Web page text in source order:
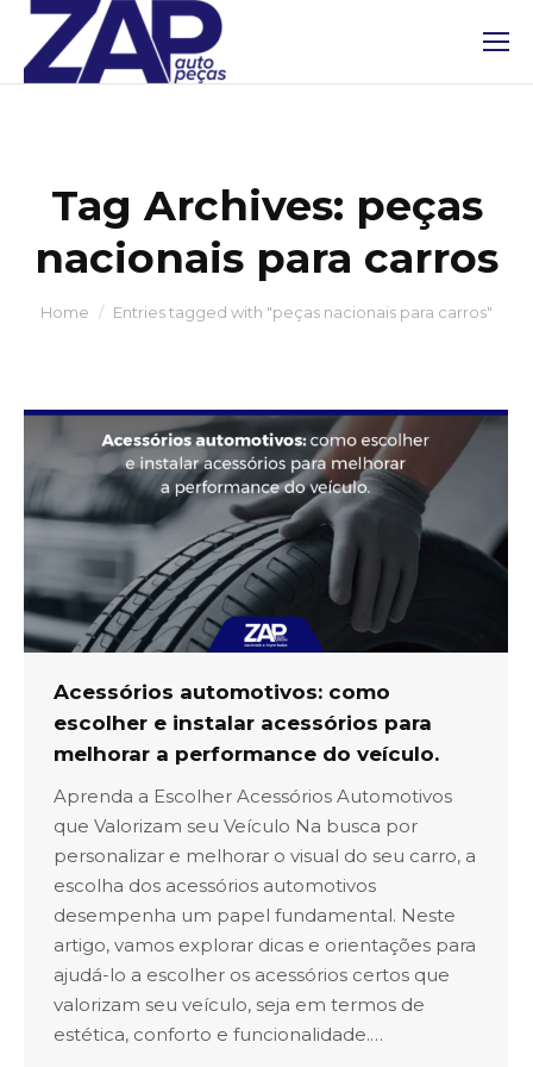
Tag Archives: peças
nacionais para carros
You are here:
Home Entries tagged with "peças nacionais para carros"
Acessórios automotivos: como
escolher e instalar acessórios para
melhorar a performance do veículo.
Aprenda a Escolher Acessórios Automotivos
que Valorizam seu Veículo Na busca por
personalizar e melhorar o visual do seu carro, a
escolha dos acessórios automotivos
desempenha um papel fundamental. Neste
artigo, vamos explorar dicas e orientações para
ajudá-lo a escolher os acessórios certos que
valorizam seu veículo, seja em termos de
estética, conforto e funcionalidade.…